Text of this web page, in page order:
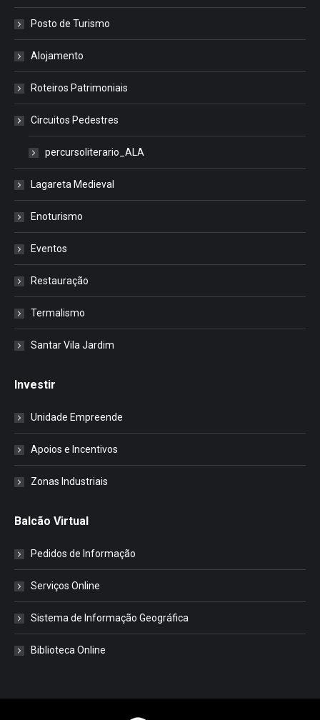
Posto de Turismo
Alojamento
Roteiros Patrimoniais
Circuitos Pedestres
percursoliterario_ALA
Lagareta Medieval
Enoturismo
Eventos
Restauração
Termalismo
Santar Vila Jardim
Investir
Unidade Empreende
Apoios e Incentivos
Zonas Industriais
Balcão Virtual
Pedidos de Informação
Serviços Online
Sistema de Informação Geográfica
Biblioteca Online